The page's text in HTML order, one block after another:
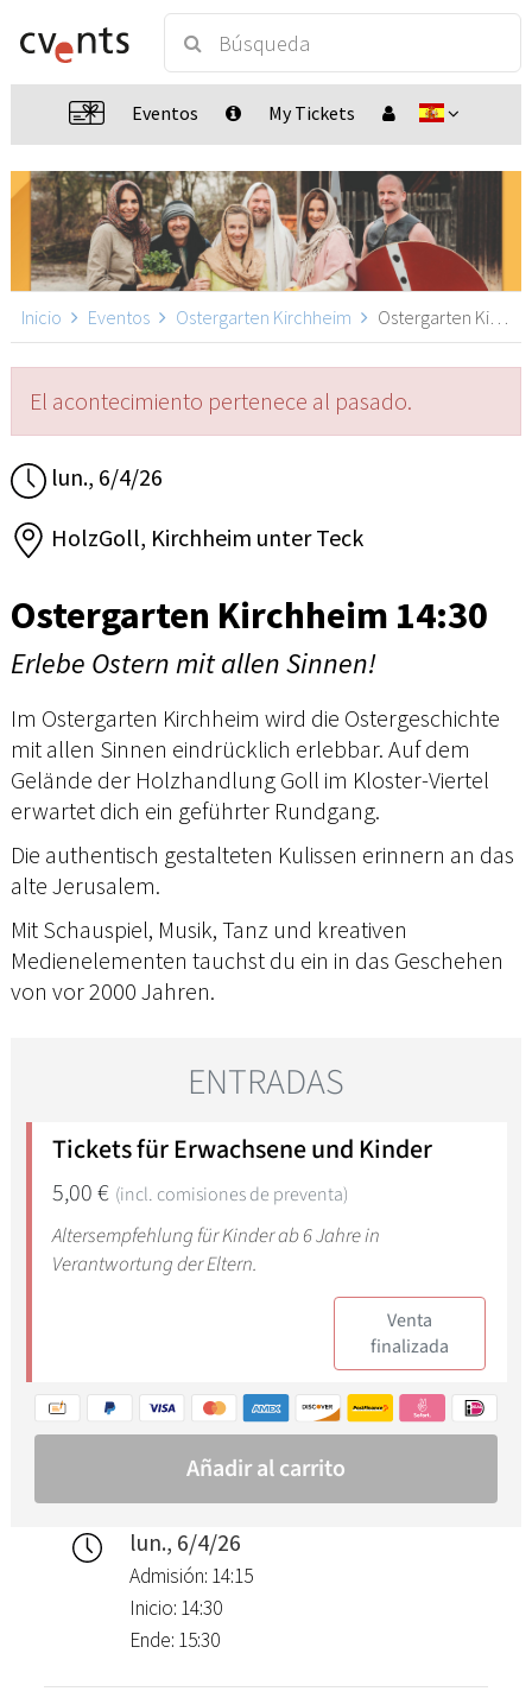
Eventos My Tickets
Inicio Eventos Ostergarten Kirchheim Ostergarten Kirchheim 14:30, Kirchheim unter Teck
El acontecimiento pertenece al pasado.
lun., 6/4/26
HolzGoll, Kirchheim unter Teck
Ostergarten Kirchheim 14:30
Erlebe Ostern mit allen Sinnen!
Im Ostergarten Kirchheim wird die Ostergeschichte
mit allen Sinnen eindrücklich erlebbar. Auf dem
Gelände der Holzhandlung Goll im Kloster-Viertel
erwartet dich ein geführter Rundgang.
Die authentisch gestalteten Kulissen erinnern an das
alte Jerusalem.
Mit Schauspiel, Musik, Tanz und kreativen
Medienelementen tauchst du ein in das Geschehen
von vor 2000 Jahren.
lun., 6/4/26
Admisión: 14:15
Inicio: 14:30
Ende: 15:30